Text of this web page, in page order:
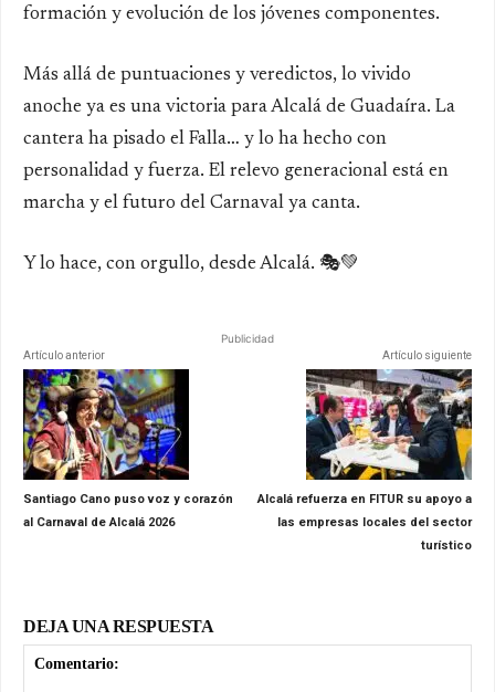
formación y evolución de los jóvenes componentes.
Más allá de puntuaciones y veredictos, lo vivido
anoche ya es una victoria para Alcalá de Guadaíra. La
cantera ha pisado el Falla… y lo ha hecho con
personalidad y fuerza. El relevo generacional está en
marcha y el futuro del Carnaval ya canta.
Y lo hace, con orgullo, desde Alcalá. 🎭💚
Publicidad
Artículo anterior
Santiago Cano puso voz y corazón
al Carnaval de Alcalá 2026
Artículo siguiente
Alcalá refuerza en FITUR su apoyo a
las empresas locales del sector
turístico
DEJA UNA RESPUESTA